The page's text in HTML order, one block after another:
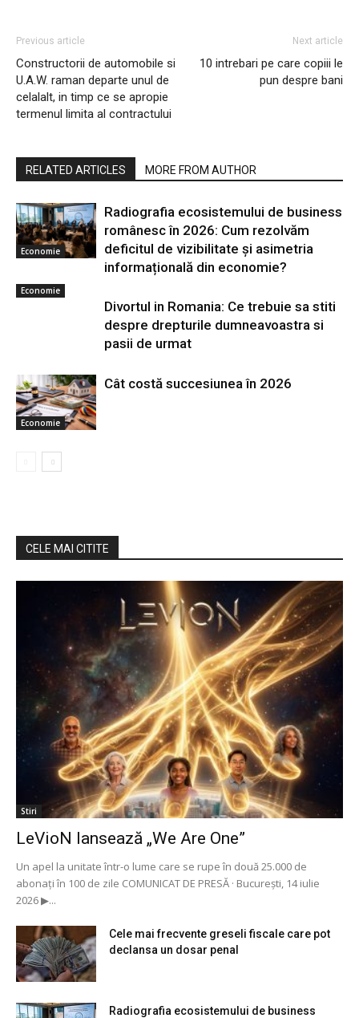
Previous article
Constructorii de automobile si
U.A.W. raman departe unul de
celalalt, in timp ce se apropie
termenul limita al contractului
Next article
10 intrebari pe care copiii le
pun despre bani
RELATED ARTICLES MORE FROM AUTHOR
Economie
Radiografia ecosistemului de business
românesc în 2026: Cum rezolvăm
deficitul de vizibilitate și asimetria
informațională din economie?
Economie
Divortul in Romania: Ce trebuie sa stiti
despre drepturile dumneavoastra si
pasii de urmat
Economie
Cât costă succesiunea în 2026
CELE MAI CITITE
Stiri
LeVioN lansează „We Are One”
Un apel la unitate într-o lume care se rupe în două 25.000 de
abonați în 100 de zile COMUNICAT DE PRESĂ · București, 14 iulie
2026 ▶...
Cele mai frecvente greseli fiscale care pot
declansa un dosar penal
Radiografia ecosistemului de business